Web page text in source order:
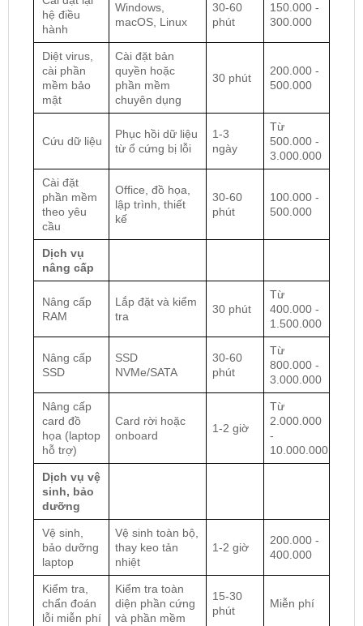
hệ điều
hành
Windows,
macOS, Linux
30-60
phút
150.000 -
300.000
Diệt virus,
cài phần
mềm bảo
mật
Cài đặt bản
quyền hoặc
phần mềm
chuyên dụng
30 phút
200.000 -
500.000
Cứu dữ liệu
Phục hồi dữ liệu
từ ổ cứng bị lỗi
1-3
ngày
Từ
500.000 -
3.000.000
Cài đặt
phần mềm
theo yêu
cầu
Office, đồ họa,
lập trình, thiết
kế
30-60
phút
100.000 -
500.000
Dịch vụ
nâng cấp
Nâng cấp
RAM
Lắp đặt và kiểm
tra
30 phút
Từ
400.000 -
1.500.000
Nâng cấp
SSD
SSD
NVMe/SATA
30-60
phút
Từ
800.000 -
3.000.000
Nâng cấp
card đồ
họa (laptop
hỗ trợ)
Card rời hoặc
onboard
1-2 giờ
Từ
2.000.000
-
10.000.000
Dịch vụ vệ
sinh, bảo
dưỡng
Vệ sinh,
bảo dưỡng
laptop
Vệ sinh toàn bộ,
thay keo tản
nhiệt
1-2 giờ
200.000 -
400.000
Kiểm tra,
chẩn đoán
lỗi miễn phí
Kiểm tra toàn
diện phần cứng
và phần mềm
15-30
phút
Miễn phí